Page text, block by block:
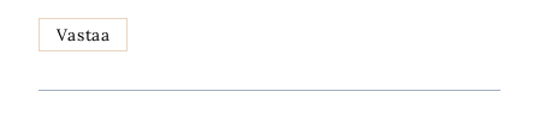
Vastaa